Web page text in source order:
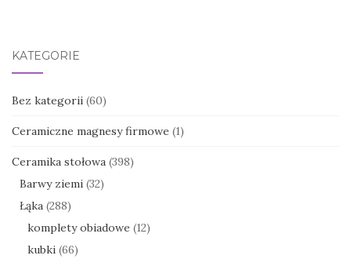
KATEGORIE
Bez kategorii (60)
Ceramiczne magnesy firmowe (1)
Ceramika stołowa (398)
Barwy ziemi (32)
Łąka (288)
komplety obiadowe (12)
kubki (66)